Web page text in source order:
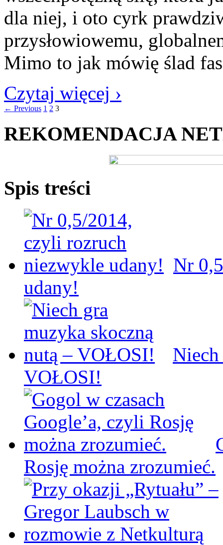
dla niej, i oto cyrk
przysłowiowemu,
Mimo to jak mówię ślad
Czytaj więcej ›
← Previous 1 2 3
REKOMENDACJA
Spis treści
Nr
udany!
VOŁOSI!
Rosję można zrozumieć.